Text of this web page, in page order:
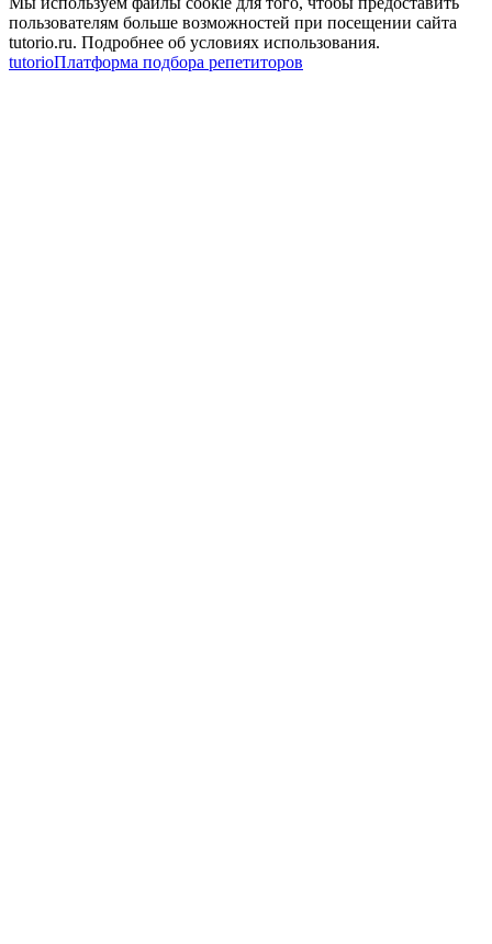
пользователям больше возможностей при посещении сайта
tutorio.ru. Подробнее об условиях использования.
tutorioПлатформа подбора репетиторов